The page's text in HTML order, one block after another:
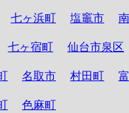
七ヶ浜町 塩竈市
七ヶ宿町 仙台市泉区
名取市 村田町
色麻町